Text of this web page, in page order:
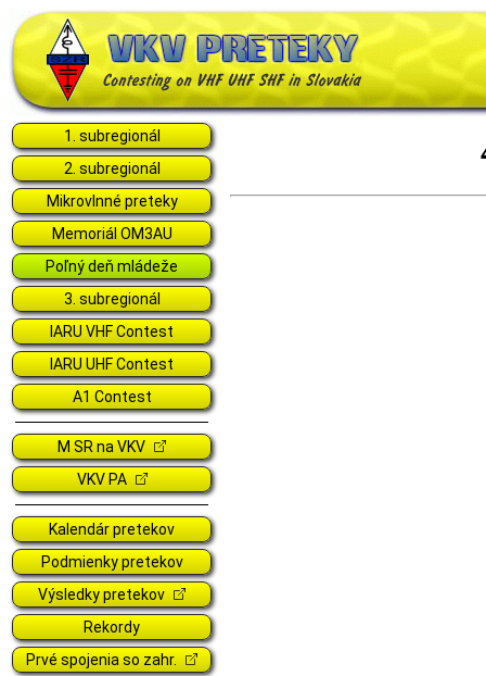
1. subregionál
2. subregionál
Mikrovlnné preteky
Memoriál OM3AU
Poľný deň mládeže
3. subregionál
IARU VHF Contest
IARU UHF Contest
A1 Contest
M SR na VKV
VKV PA
Kalendár pretekov
Podmienky pretekov
Výsledky pretekov
Rekordy
Prvé spojenia so zahr.